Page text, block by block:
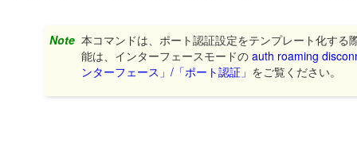
Note 本コマンドは、ポート認証設定をテンプレート化す
能は、インターフェースモードのauth roaming
ンターフェース」/「ポート認証」 をご覧ください。